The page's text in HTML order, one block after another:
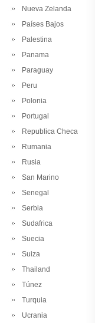
Nueva Zelanda
Países Bajos
Palestina
Panama
Paraguay
Peru
Polonia
Portugal
Republica Checa
Rumania
Rusia
San Marino
Senegal
Serbia
Sudafrica
Suecia
Suiza
Thailand
Túnez
Turquia
Ucrania